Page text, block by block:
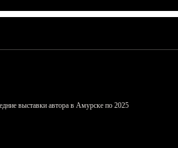
выставки автора в Амурске по 2025